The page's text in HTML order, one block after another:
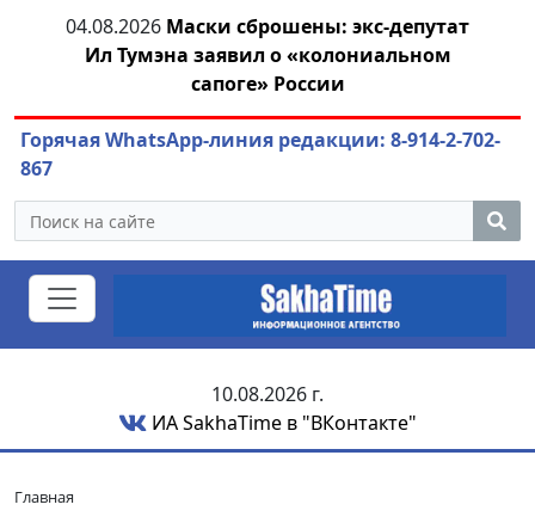
04.08.2026 Маски сброшены: экс-депутат
Ил Тумэна заявил о «колониальном
сапоге» России
Горячая WhatsApp-линия редакции: 8-914-2-702-
867
10.08.2026 г.
ИА SakhaTime в "ВКонтакте"
Главная